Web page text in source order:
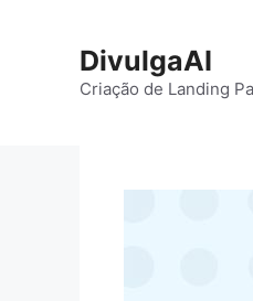
conteúdo
DivulgaAI
Criação de Landing